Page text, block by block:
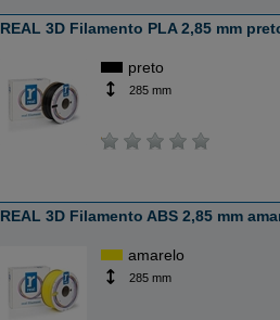
REAL 3D Filamento PLA 2,85 mm
preto
285 mm
REAL 3D Filamento ABS 2,85 mm
amarelo
285 mm